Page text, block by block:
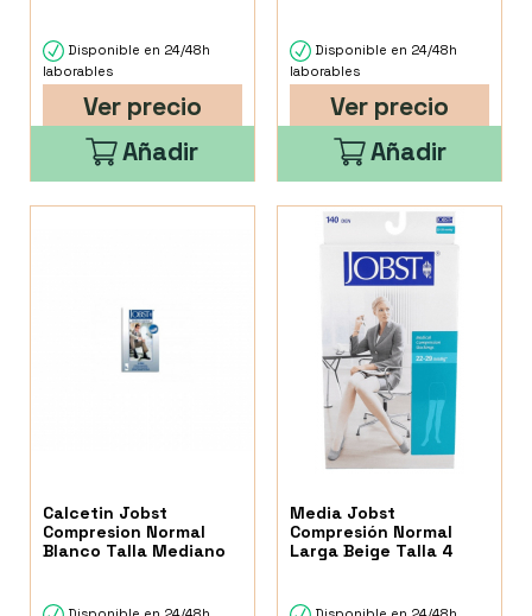
Disponible en 24/48h
laborables
Ver precio
Añadir
Disponible en 24/48h
laborables
Ver precio
Añadir
Calcetin Jobst
Compresion Normal
Blanco Talla Mediano
Media Jobst
Compresión Normal
Larga Beige Talla 4